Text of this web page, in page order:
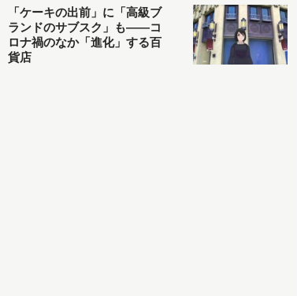
「ケーキの出前」に「高級ブ
ランドのサブスク」も――コ
ロナ禍のなか「進化」する百
貨店